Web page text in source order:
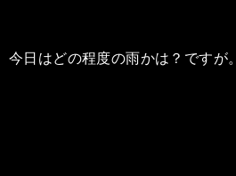
今日はどの程度の雨かは？ですが。